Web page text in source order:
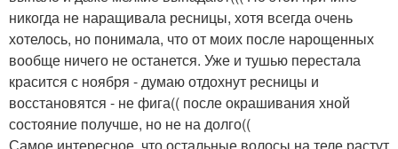
никогда не наращивала ресницы, хотя всегда очень
хотелось, но понимала, что от моих после нарощенных
вообще ничего не останется. Уже и тушью перестала
красится с ноября - думаю отдохнут ресницы и
восстановятся - не фига(( после окрашивания хной
состояние получше, но не на долго((